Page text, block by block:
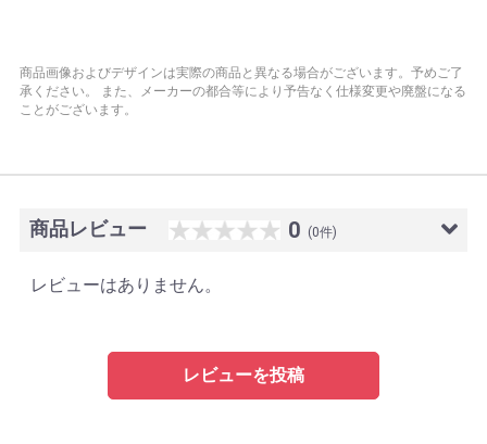
商品画像およびデザインは実際の商品と異なる場合がございます。予めご了
承ください。
また、メーカーの都合等により予告なく仕様変更や廃盤になる
ことがございます。
商品レビュー 0 (0件)
レビューはありません。
レビューを投稿